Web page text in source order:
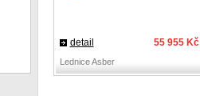
55 955 Kč
detail
Lednice Asber